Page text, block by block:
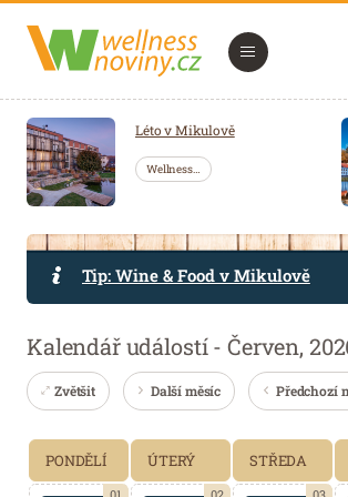
Navigace
Léto v Mikulově
Wellness…
Tip: Wine & Food v Mikulově
Kalendář událostí - Červen,
Zvětšit Další měsíc Předchozí
PONDĚLÍ ÚTERÝ STŘEDA